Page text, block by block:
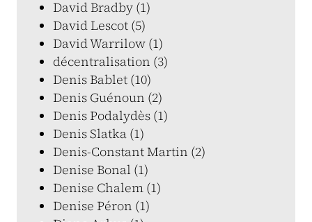
David Bradby (1)
David Lescot (5)
David Warrilow (1)
décentralisation (3)
Denis Bablet (10)
Denis Guénoun (2)
Denis Podalydès (1)
Denis Slatka (1)
Denis-Constant Martin (2)
Denise Bonal (1)
Denise Chalem (1)
Denise Péron (1)